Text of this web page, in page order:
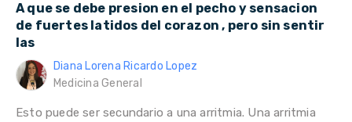
A que se debe presion en el pecho y sensacion
de fuertes latidos del corazon , pero sin sentir
las
Diana Lorena Ricardo Lopez
Medicina General
Esto puede ser secundario a una arritmia. Una arritmia